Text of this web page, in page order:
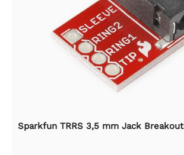
Sparkfun TRRS 3,5 mm Jack Breakout